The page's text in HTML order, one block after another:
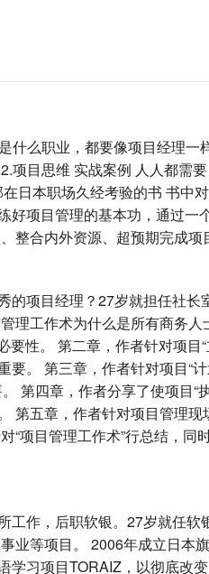
什么职业，都要像项目经理一
项目思维 实战案例 人人都需
日本职场久经考验的书 书中
好项目管理的基本功，通过一
整合内外资源、超预期完成项
的项目经理？27岁就担任社长
理工作术为什么是所有商务
性。 第二章，作者针对项目
。 第三章，作者针对项目“
四章，作者分享了使项目“执
第五章，作者针对项目管理
项目管理工作术”行总结，同
工作，后职软银。27岁就任软
业等项目。 2006年成立日本
习项目TORAIZ，以彻底改